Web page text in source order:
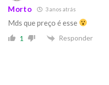
Morto 3 anos atrás
Mds que preço é esse
1 Responder